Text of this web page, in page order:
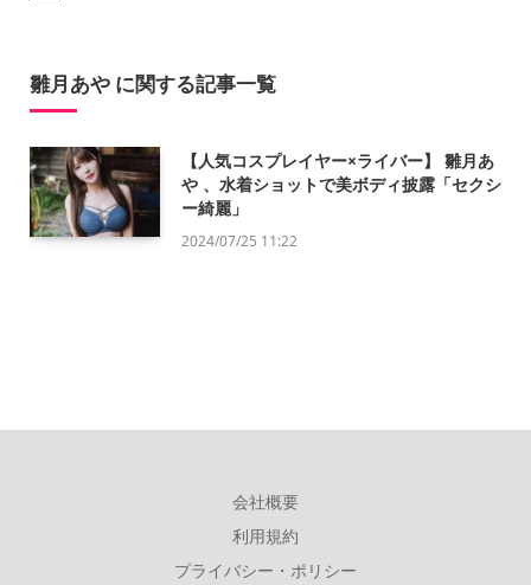
雛月あや に関する記事一覧
【人気コスプレイヤー×ライバー】 雛月あ
や 、水着ショットで美ボディ披露「セクシ
ー綺麗」
2024/07/25 11:22
会社概要
利用規約
プライバシー・ポリシー